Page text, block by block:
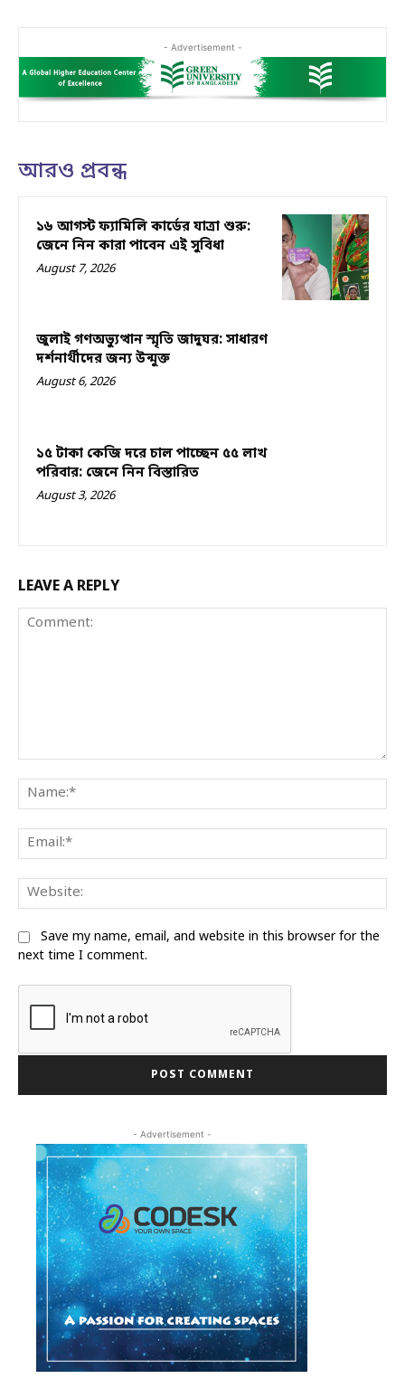
- Advertisement -
আরও প্রবন্ধ
১৬ আগস্ট ফ্যামিলি কার্ডের যাত্রা শুরু:
জেনে নিন কারা পাবেন এই সুবিধা
August 7, 2026
জুলাই গণঅভ্যুত্থান স্মৃতি জাদুঘর: সাধারণ
দর্শনার্থীদের জন্য উন্মুক্ত
August 6, 2026
১৫ টাকা কেজি দরে চাল পাচ্ছেন ৫৫ লাখ
পরিবার: জেনে নিন বিস্তারিত
August 3, 2026
LEAVE A REPLY
Save my name, email, and website in this browser for the
next time I comment.
- Advertisement -